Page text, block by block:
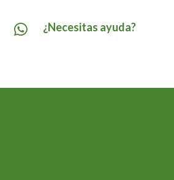
 ¿Necesitas ayuda?